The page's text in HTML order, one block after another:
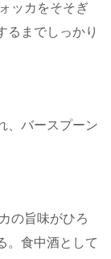
ッカをそそぎ
るまでしっかり
、バースプーン
の旨味がひろ
。食中酒として